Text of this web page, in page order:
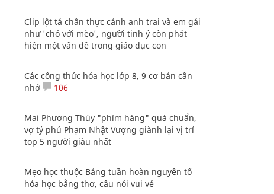
Clip lột tả chân thực cảnh anh trai và em gái
như 'chó với mèo', người tinh ý còn phát
hiện một vấn đề trong giáo dục con
Các công thức hóa học lớp 8, 9 cơ bản cần
nhớ
106
Mai Phương Thúy "phím hàng" quá chuẩn,
vợ tỷ phú Phạm Nhật Vượng giành lại vị trí
top 5 người giàu nhất
Mẹo học thuộc Bảng tuần hoàn nguyên tố
hóa học bằng thơ, câu nói vui vẻ